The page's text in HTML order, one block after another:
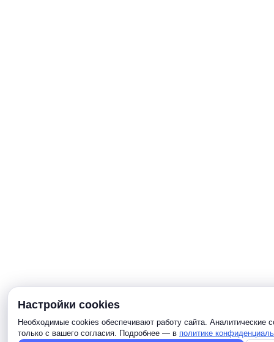
Настройки cookies
Необходимые cookies обеспечивают работу сайта.
только с вашего согласия. Подробнее — в политике